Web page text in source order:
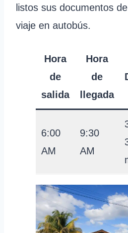
listos sus documentos
viaje en autobús.
Hora
de
salida
Hora
de
llegada
6:00
AM
9:30
AM